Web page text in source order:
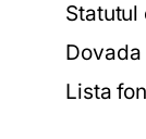
Lista